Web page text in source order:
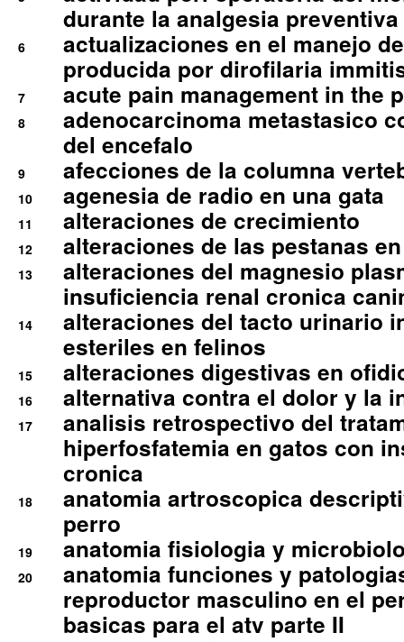
durante la analgesia
6
actualizaciones en el manejo
producida por dirofilaria
7 acute pain management in the
8
adenocarcinoma metastasico
del encefalo
9 afecciones de la columna
10 agenesia de radio en una gata
11 alteraciones de crecimiento
12 alteraciones de las pestanas
13
alteraciones del magnesio
insuficiencia renal cronica
14
alteraciones del tacto urinario
esteriles en felinos
15 alteraciones digestivas en
16 alternativa contra el dolor y la
17
analisis retrospectivo del
hiperfosfatemia en gatos con
cronica
18
anatomia artroscopica
perro
19 anatomia fisiologia y
20
anatomia funciones y
reproductor masculino en el
basicas para el atv parte II